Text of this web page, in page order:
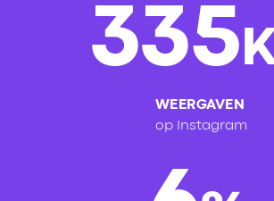
335
WEERGAVEN
op Instagram